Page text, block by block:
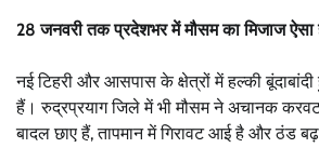
28 जनवरी तक प्रदेशभर में मौसम का मिजाज
नई टिहरी और आसपास के क्षेत्रों में हल्की
हैं। रुद्रप्रयाग जिले में भी मौसम ने अचानक
बादल छाए हैं, तापमान में गिरावट आई है और ठंड